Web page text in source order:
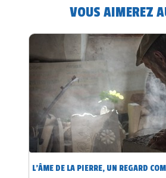
VOUS AIMEREZ
L’ÂME DE LA PIERRE, UN REGARD